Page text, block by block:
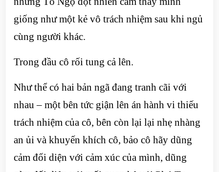
giống như một kẻ vô trách nhiệm sau khi ngủ
cùng người khác.
Trong đầu cô rối tung cả lên.
Như thể có hai bản ngã đang tranh cãi với
nhau – một bên tức giận lên án hành vi thiếu
trách nhiệm của cô, bên còn lại lại nhẹ nhàng
an ủi và khuyến khích cô, bảo cô hãy dũng
cảm đối diện với cảm xúc của mình, dũng